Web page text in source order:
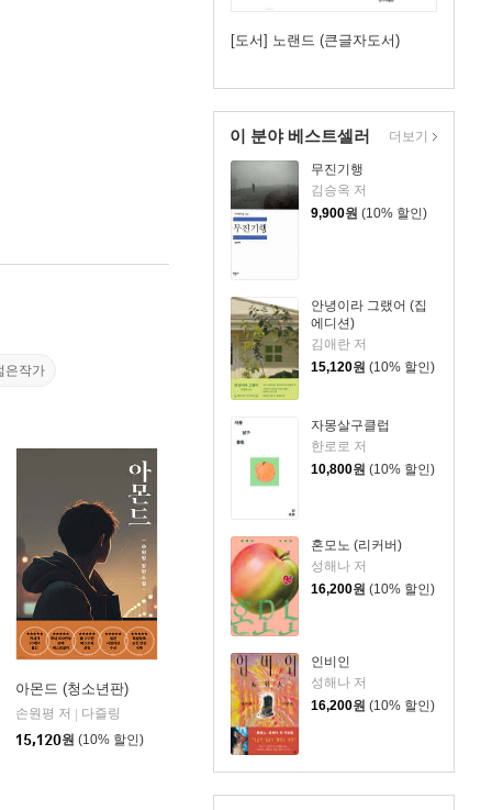
[도서] 노랜드 (큰글자도서)
이 분야 베스트셀러
무진기행
김승옥 저
9,900원 (10% 할인)
안녕이라 그랬어 (집
에디션)
김애란 저
15,120원 (10% 할인)
자몽살구클럽
한로로 저
10,800원 (10% 할인)
혼모노 (리커버)
성해나 저
16,200원 (10% 할인)
인비인
성해나 저
16,200원 (10% 할인)
더보기
은작가
아몬드 (청소년판)
손원평 저
다즐링
15,120원 (10% 할인)